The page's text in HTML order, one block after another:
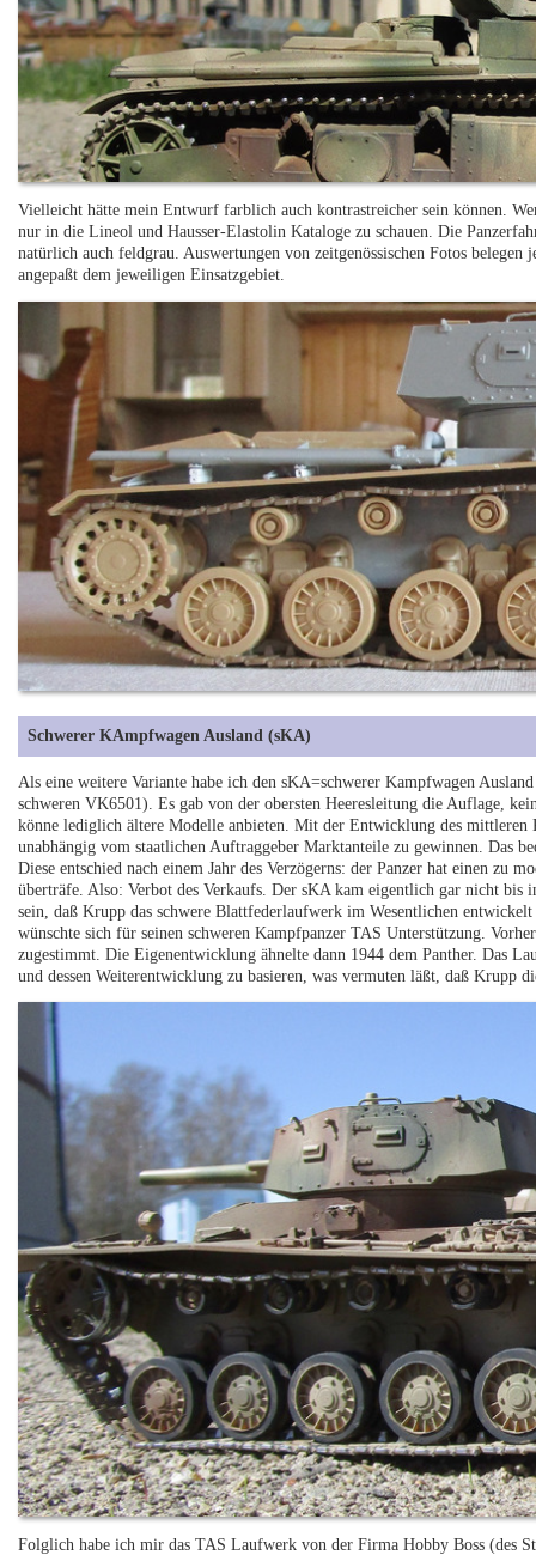
Vielleicht hätte mein Entwurf farblich auch kontrastreicher sein können.
nur in die Lineol und Hausser-Elastolin Kataloge zu schauen. Die
natürlich auch feldgrau. Auswertungen von zeitgenössischen Fotos
angepaßt dem jeweiligen Einsatzgebiet.
Schwerer KAmpfwagen Ausland (sKA)
Als eine weitere Variante habe ich den sKA=schwerer Kampfwagen
schweren VK6501). Es gab von der obersten Heeresleitung die Auflage,
könne lediglich ältere Modelle anbieten. Mit der Entwicklung des mittleren
unabhängig vom staatlichen Auftraggeber Marktanteile zu gewinnen. Das
Diese entschied nach einem Jahr des Verzögerns: der Panzer hat einen zu
überträfe. Also: Verbot des Verkaufs. Der sKA kam eigentlich gar nicht bis
sein, daß Krupp das schwere Blattfederlaufwerk im Wesentlichen
wünschte sich für seinen schweren Kampfpanzer TAS Unterstützung.
zugestimmt. Die Eigenentwicklung ähnelte dann 1944 dem Panther. Das
und dessen Weiterentwicklung zu basieren, was vermuten läßt, daß Krupp
Folglich habe ich mir das TAS Laufwerk von der Firma Hobby Boss (des